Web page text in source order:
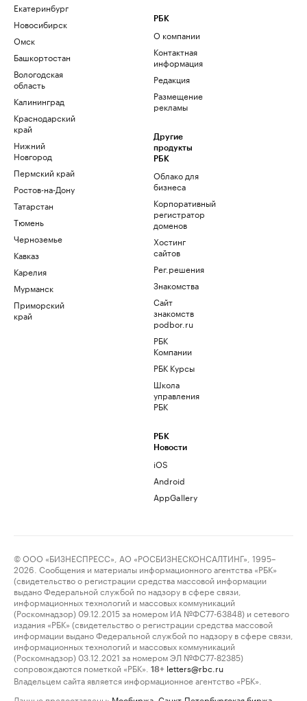
Екатеринбург
Новосибирск
Омск
Башкортостан
Вологодская
область
Калининград
Краснодарский
край
Нижний
Новгород
Пермский край
Ростов-на-Дону
Татарстан
Тюмень
Черноземье
Кавказ
Карелия
Мурманск
Приморский
край
РБК
О компании
Контактная
информация
Редакция
Размещение
рекламы
Другие
продукты
РБК
Облако для
бизнеса
Корпоративный
регистратор
доменов
Хостинг
сайтов
Рег.решения
Знакомства
Сайт
знакомств
podbor.ru
РБК
Компании
РБК Курсы
Школа
управления
РБК
РБК
Новости
iOS
Android
AppGallery
© ООО «БИЗНЕСПРЕСС», АО «РОСБИЗНЕСКОНСАЛТИНГ», 1995–
2026. Сообщения и материалы информационного агентства «РБК»
(свидетельство о регистрации средства массовой информации
выдано Федеральной службой по надзору в сфере связи,
информационных технологий и массовых коммуникаций
(Роскомнадзор) 09.12.2015 за номером ИА №ФС77-63848) и сетевого
издания «РБК» (свидетельство о регистрации средства массовой
информации выдано Федеральной службой по надзору в сфере связи,
информационных технологий и массовых коммуникаций
(Роскомнадзор) 03.12.2021 за номером ЭЛ №ФС77-82385)
сопровождаются пометкой «РБК».
18+ letters@rbc.ru
Владельцем сайта является информационное агентство «РБК».